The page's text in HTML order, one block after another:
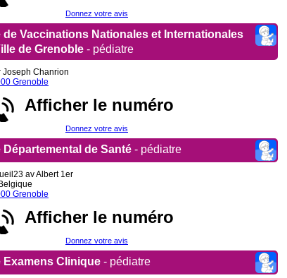
Donnez votre avis
de Vaccinations Nationales et Internationales
de Grenoble - pédiatre
Joseph Chanrion
Grenoble
Afficher le numéro
Donnez votre avis
Départemental de Santé - pédiatre
av Albert 1er
Grenoble
Afficher le numéro
Donnez votre avis
Examens Clinique - pédiatre